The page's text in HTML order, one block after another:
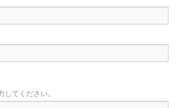
してください。